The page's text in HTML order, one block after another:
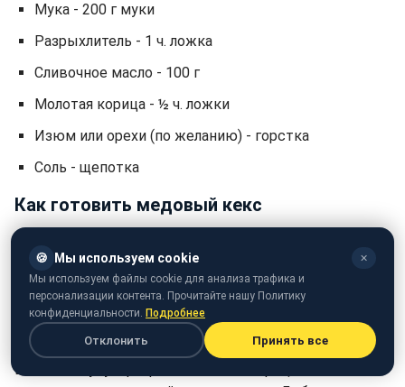
Мука - 200 г муки
Разрыхлитель - 1 ч. ложка
Сливочное масло - 100 г
Молотая корица - ½ ч. ложки
Изюм или орехи (по желанию) - горстка
Соль - щепотка
Как готовить медовый кекс
массы. Мед нужно растопить и немного охладить, а
затем добавить к яйцам. То же самое нужно сделать
со сливочным маслом - растопить, немного охладить
и добавить.
Всыпьте муку с разрыхлителем и корицей и
🍪 Мы используем cookie ✕
Мы используем файлы cookie для анализа трафика и
персонализации контента. Прочитайте нашу Политику
конфиденциальности. Подробнее
Отклонить Принять все